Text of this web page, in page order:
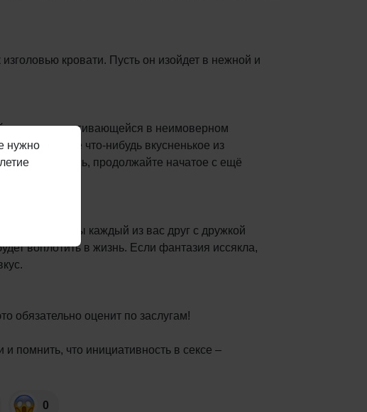
кровати. Пусть он изойдет в нежной и
до подергивающейся в неимоверном
скушайте что-нибудь вкусненькое из
вернётесь, продолжайте начатое с ещё
чтобы каждый из вас друг с дружкой
воплотить в жизнь. Если фантазия иссякла,
обязательно оценит по заслугам!
помнить, что инициативность в сексе –
0
нужно